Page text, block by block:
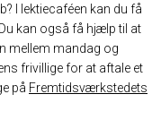
I lektiecaféen kan du få
kan også få hjælp til at
mellem mandag og
frivillige for at aftale et
på Fremtidsværkstedets